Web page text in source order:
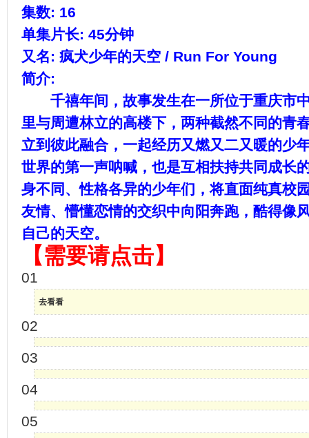
集数: 16
单集片长: 45分钟
又名: 疯犬少年的天空 / Run For Young
简介:
千禧年间，故事发生在一所位于重庆市
里与周遭林立的高楼下，两种截然不同的青
立到彼此融合，一起经历又燃又二又暖的少
世界的第一声呐喊，也是互相扶持共同成长
身不同、性格各异的少年们，将直面纯真校
友情、懵懂恋情的交织中向阳奔跑，酷得像
自己的天空。
【需要请点击】
01
去看看
02
03
04
05